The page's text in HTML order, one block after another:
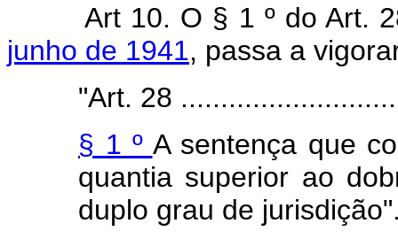
Art 10. O § 1 º do Art.
junho de 1941, passa a
"Art. 28
§ 1 º A sentença que
quantia superior ao
duplo grau de